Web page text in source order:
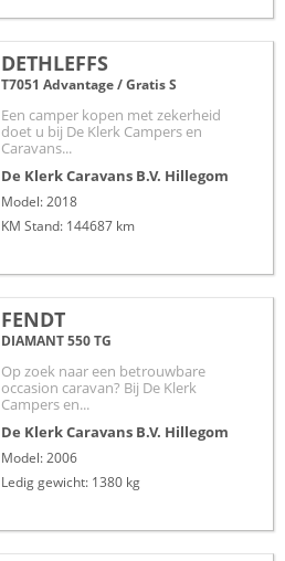
DETHLEFFS
T7051 Advantage / Gratis S
Een camper kopen met zekerheid
doet u bij De Klerk Campers en
Caravans...
De Klerk Caravans B.V. Hillegom
Model: 2018
KM Stand: 144687 km
FENDT
DIAMANT 550 TG
Op zoek naar een betrouwbare
occasion caravan? Bij De Klerk
Campers en...
De Klerk Caravans B.V. Hillegom
Model: 2006
Ledig gewicht: 1380 kg